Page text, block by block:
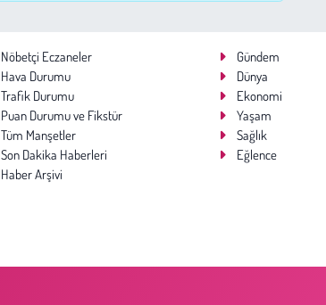
Nöbetçi Eczaneler
Hava Durumu
Trafik Durumu
Puan Durumu ve Fikstür
Tüm Manşetler
Son Dakika Haberleri
Haber Arşivi
Gündem
Dünya
Ekonomi
Yaşam
Sağlık
Eğlence